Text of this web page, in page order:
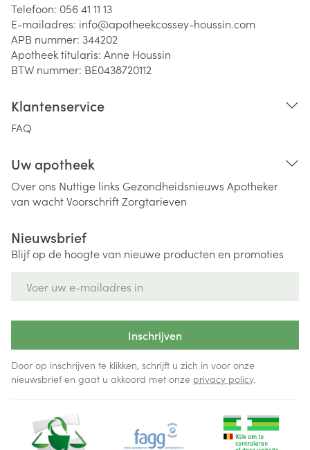
Telefoon: 056 41 11 13
E-mailadres: info@apotheekcossey-houssin.com
APB nummer: 344202
Apotheek titularis: Anne Houssin
BTW nummer: BE0438720112
Klantenservice
FAQ
Uw apotheek
Over ons Nuttige links Gezondheidsnieuws Apotheker
van wachtVoorschriftZorgtarieven
Nieuwsbrief
Blijf op de hoogte van nieuwe producten en promoties
Inschrijven
Door op inschrijven te klikken, schrijft u zich in voor onze
nieuwsbrief en gaat u akkoord met onze privacy policy.